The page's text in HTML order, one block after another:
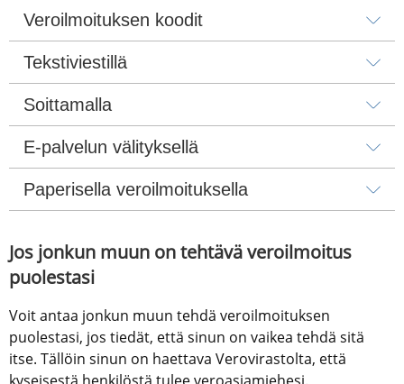
Veroilmoituksen koodit
Tekstiviestillä
Soittamalla
E-palvelun välityksellä
Paperisella veroilmoituksella
Jos jonkun muun on tehtävä veroilmoitus
puolestasi
Voit antaa jonkun muun tehdä veroilmoituksen
puolestasi, jos tiedät, että sinun on vaikea tehdä sitä
itse. Tällöin sinun on haettava Verovirastolta, että